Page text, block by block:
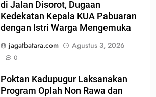
di Jalan Disorot, Dugaan
Kedekatan Kepala KUA Pabuaran
dengan Istri Warga Mengemuka
jagatbatara.com
Agustus 3, 2026
0
Poktan Kadupugur Laksanakan
Program Oplah Non Rawa dan